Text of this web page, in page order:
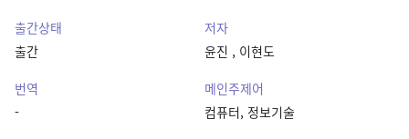
출간상태
출간
저자
윤진 , 이현도
번역
-
메인주제어
컴퓨터, 정보기술